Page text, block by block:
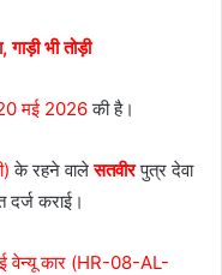
भी तोड़ी
मई 2026की है।
के रहने वालेसतवीरपुत्र देवा
कराई।
वेन्यू कार (HR-08-AL-